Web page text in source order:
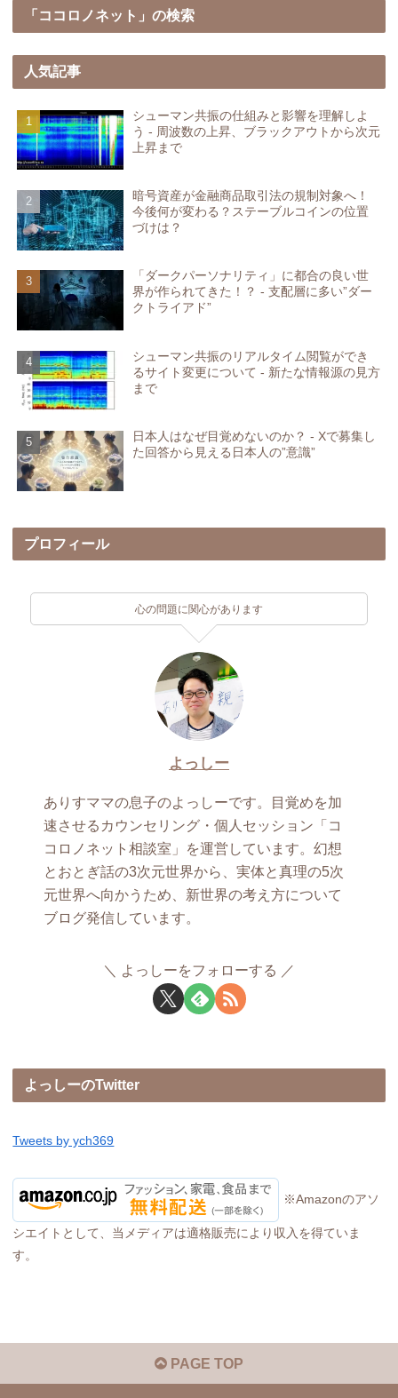
「ココロノネット」の検索
人気記事
シューマン共振の仕組みと影響を理解しよ
う - 周波数の上昇、ブラックアウトから次元
上昇まで
暗号資産が金融商品取引法の規制対象へ！
今後何が変わる？ステーブルコインの位置
づけは？
「ダークパーソナリティ」に都合の良い世
界が作られてきた！？ - 支配層に多い”ダー
クトライアド”
シューマン共振のリアルタイム閲覧ができ
るサイト変更について - 新たな情報源の見方
まで
日本人はなぜ目覚めないのか？ - Xで募集し
た回答から見える日本人の”意識”
プロフィール
心の問題に関心があります
よっしー
ありすママの息子のよっしーです。目覚めを加
速させるカウンセリング・個人セッション「コ
コロノネット相談室」を運営しています。幻想
とおとぎ話の3次元世界から、実体と真理の5次
元世界へ向かうため、新世界の考え方について
ブログ発信しています。
よっしーをフォローする
よっしーのTwitter
Tweets by ych369
※Amazonのアソ
シエイトとして、当メディアは適格販売により収入を得ていま
す。
PAGE TOP